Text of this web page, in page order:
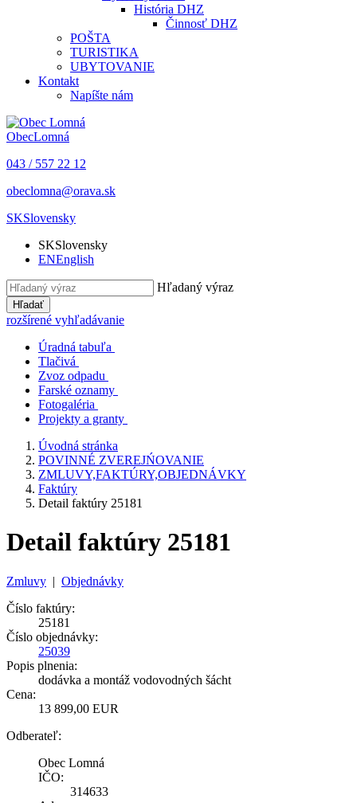
História DHZ
Činnosť DHZ
POŠTA
TURISTIKA
UBYTOVANIE
Kontakt
Napíšte nám
ObecLomná
043 / 557 22 12
obeclomna@orava.sk
SKSlovensky
SKSlovensky
ENEnglish
Hľadaný výraz
Hľadať
rozšírené vyhľadávanie
Úradná tabuľa
Tlačivá
Zvoz odpadu
Farské oznamy
Fotogaléria
Projekty a granty
Úvodná stránka
POVINNÉ ZVEREJŃOVANIE
ZMLUVY,FAKTÚRY,OBJEDNÁVKY
Faktúry
Detail faktúry 25181
Detail faktúry 25181
Zmluvy | Objednávky
Číslo faktúry:
25181
Číslo objednávky:
25039
Popis plnenia:
dodávka a montáž vodovodných šácht
Cena:
13 899,00 EUR
Odberateľ:
Obec Lomná
IČO:
314633